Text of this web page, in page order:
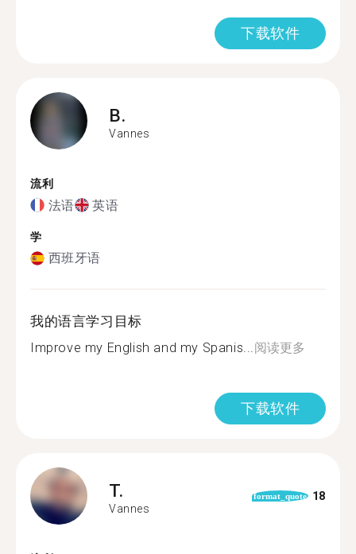
下载软件
B.
Vannes
流利
法语 英语
学
西班牙语
我的语言学习目标
Improve my English and my Spanis...阅读更多
下载软件
T.
Vannes
format_quote 18